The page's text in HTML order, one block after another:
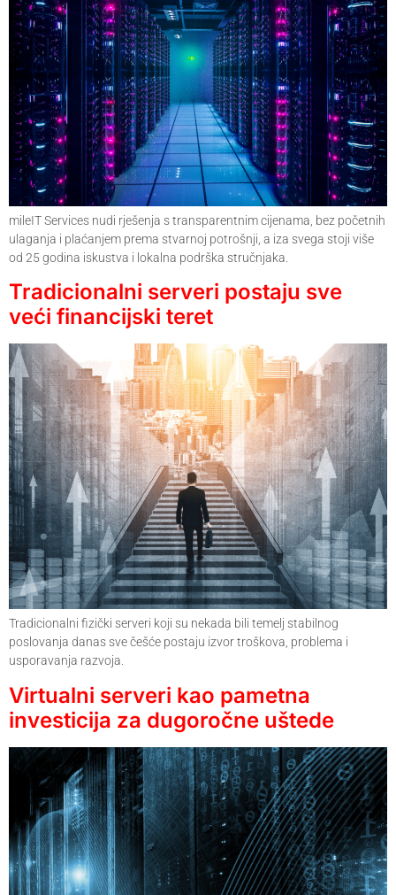
mileIT Services nudi rješenja s transparentnim cijenama, bez početnih
ulaganja i plaćanjem prema stvarnoj potrošnji, a iza svega stoji više
od 25 godina iskustva i lokalna podrška stručnjaka.
Tradicionalni serveri postaju sve
veći financijski teret
Tradicionalni fizički serveri koji su nekada bili temelj stabilnog
poslovanja danas sve češće postaju izvor troškova, problema i
usporavanja razvoja.
Virtualni serveri kao pametna
investicija za dugoročne uštede